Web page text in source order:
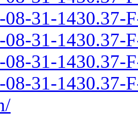
08-31-1430.37-
08-31-1430.37-
08-31-1430.37-
08-31-1430.37-